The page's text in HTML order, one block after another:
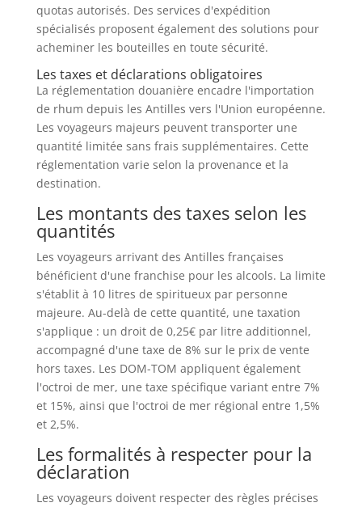
quotas autorisés. Des services d'expédition
spécialisés proposent également des solutions pour
acheminer les bouteilles en toute sécurité.
Les taxes et déclarations obligatoires
La réglementation douanière encadre l'importation
de rhum depuis les Antilles vers l'Union européenne.
Les voyageurs majeurs peuvent transporter une
quantité limitée sans frais supplémentaires. Cette
réglementation varie selon la provenance et la
destination.
Les montants des taxes selon les
quantités
Les voyageurs arrivant des Antilles françaises
bénéficient d'une franchise pour les alcools. La limite
s'établit à 10 litres de spiritueux par personne
majeure. Au-delà de cette quantité, une taxation
s'applique : un droit de 0,25€ par litre additionnel,
accompagné d'une taxe de 8% sur le prix de vente
hors taxes. Les DOM-TOM appliquent également
l'octroi de mer, une taxe spécifique variant entre 7%
et 15%, ainsi que l'octroi de mer régional entre 1,5%
et 2,5%.
Les formalités à respecter pour la
déclaration
Les voyageurs doivent respecter des règles précises